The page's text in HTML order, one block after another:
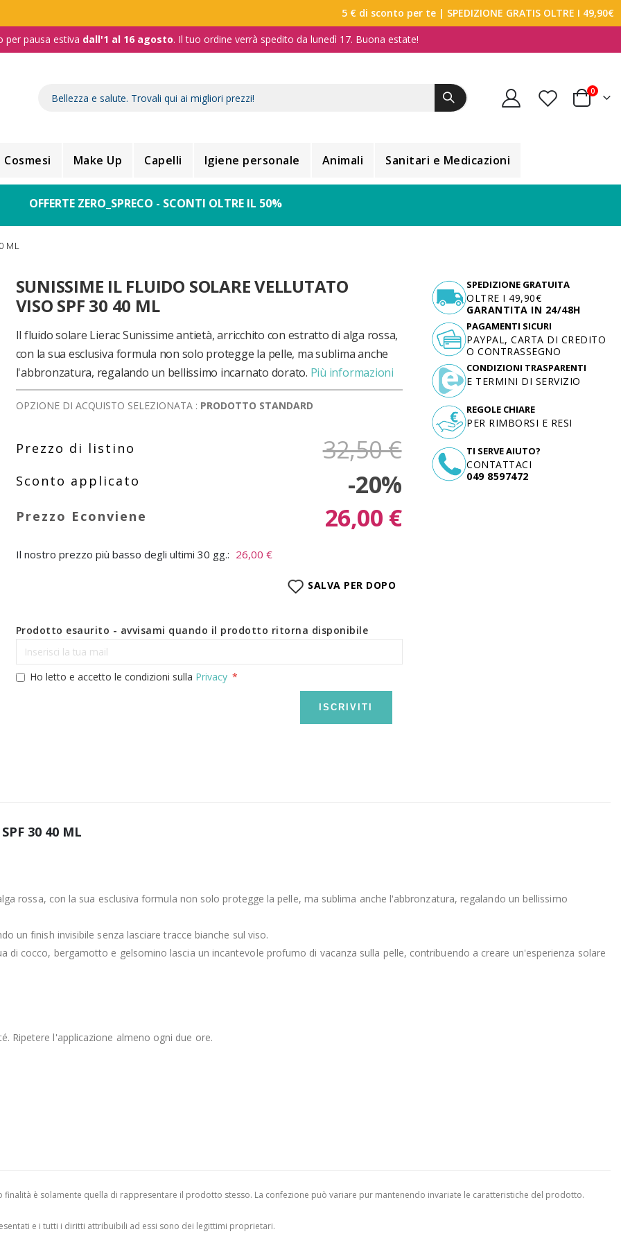
5 € di sconto per te | SPEDIZIONE GRATIS OLTRE I 49,90€
per pausa estiva dall'1 al 16 agosto. Il tuo ordine verrà spedito da lunedì 17. Buona estate!
Carrello
0
Cosmesi Make Up Capelli Igiene personale Animali Sanitari e Medicazioni
OFFERTE ZERO_SPRECO - SCONTI OLTRE IL 50%
ML
SUNISSIME IL FLUIDO SOLARE VELLUTATO
VISO SPF 30 40 ML
Il fluido solare Lierac Sunissime antietà, arricchito con estratto di alga rossa,
con la sua esclusiva formula non solo protegge la pelle, ma sublima anche
l'abbronzatura, regalando un bellissimo incarnato dorato. Più informazioni
OPZIONE DI ACQUISTO SELEZIONATA : PRODOTTO STANDARD
32,50 €
-20%
26,00 €
Il nostro prezzo più basso degli ultimi 30 gg.: 26,00 €
SALVA PER DOPO
Prodotto esaurito - avvisami quando il prodotto ritorna disponibile
Ho letto e accetto le condizioni sulla Privacy
ISCRIVITI
SPEDIZIONE GRATUITA
OLTRE I 49,90€
GARANTITA IN 24/48H
TI SERVE AIUTO?
CONTATTACI
049 8597472
PAGAMENTI SICURI
PAYPAL, CARTA DI CREDITO
O CONTRASSEGNO
CONDIZIONI TRASPARENTI
E TERMINI DI SERVIZIO
REGOLE CHIARE
PER RIMBORSI E RESI
30 40 ML
rossa, con la sua esclusiva formula non solo protegge la pelle, ma sublima anche l'abbronzatura, regalando un bellissimo
un finish invisibile senza lasciare tracce bianche sul viso.
di cocco, bergamotto e gelsomino lascia un incantevole profumo di vacanza sulla pelle, contribuendo a creare un'esperienza solare
Ripetere l'applicazione almeno ogni due ore.
è solamente quella di rappresentare il prodotto stesso. La confezione può variare pur mantenendo invariate le caratteristiche del prodotto.
e i tutti i diritti attribuibili ad essi sono dei legittimi proprietari.